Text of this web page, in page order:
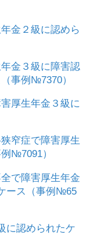
金２級に認めら
金３級に障害認
事例№7370）
厚生年金３級に
窄症で障害厚生
№7091）
で障害厚生年金
ース（事例№65
に認められたケ